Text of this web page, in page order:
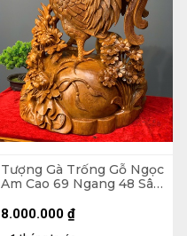
Tượng Gà Trống Gỗ Ngọc
Am Cao 69 Ngang 48 Sâu
8.000.000 ₫